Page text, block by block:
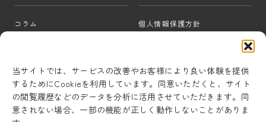
当サイトでは、サービスの改善やお客様により良い体験を提供
するためにCookieを利用しています。同意いただくと、サイト
の閲覧履歴などのデータを分析に活用させていただきます。同
意されない場合、一部の機能が正しく動作しないことがありま
コラム
CRM・MAツール選定診断
BigQuery×GTM 相場見積もり
ツール
AI用語集
個人情報保護方針
コンテンツ制作方針
研究・開発方針
セキュリティ対策